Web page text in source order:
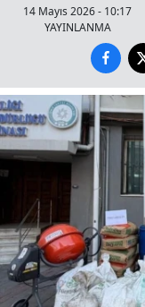
14 Mayıs 2026 - 10:17
YAYINLANMA